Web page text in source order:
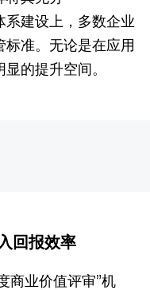
建设上，多数企业
准。无论是在应用
的提升空间。
回报效率
商业价值评审”机